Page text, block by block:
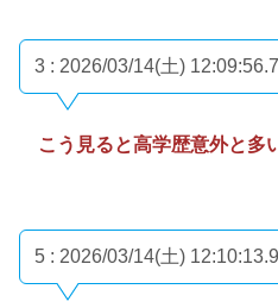
3 : 2026/03/14(土)
こう見ると高学歴意外と多
5 : 2026/03/14(土)